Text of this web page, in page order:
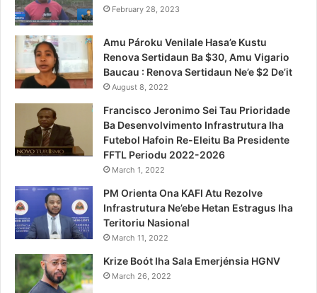
February 28, 2023
Amu Pároku Venilale Hasa’e Kustu
Renova Sertidaun Ba $30, Amu Vigario
Baucau : Renova Sertidaun Ne’e $2 De’it
August 8, 2022
Francisco Jeronimo Sei Tau Prioridade
Ba Desenvolvimento Infrastrutura Iha
Futebol Hafoin Re-Eleitu Ba Presidente
FFTL Periodu 2022-2026
March 1, 2022
PM Orienta Ona KAFI Atu Rezolve
Infrastrutura Ne’ebe Hetan Estragus Iha
Teritoriu Nasional
March 11, 2022
Krize Boót Iha Sala Emerjénsia HGNV
March 26, 2022